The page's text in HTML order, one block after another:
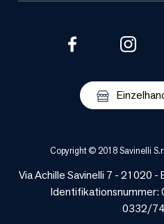
Copyright © 2018 Savinelli
Via Achille Savinelli 7 - 21020
0332/